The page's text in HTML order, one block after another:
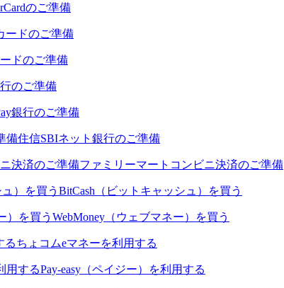
のご準備
ードのご準備
ドのご準備
のご準備
銀行のご準備
住信SBIネット銀行のご準備
ファミリーマートコンビニ決済のご準備
BitCash（ビットキャッシュ）を買う
WebMoney（ウェブマネー）を買う
ちょコムeマネーを利用する
Pay-easy（ペイジー）を利用する